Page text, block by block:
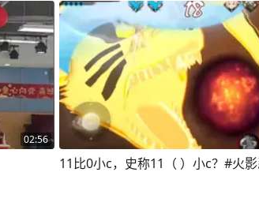
02:56
11比0小c，史称11（ ）